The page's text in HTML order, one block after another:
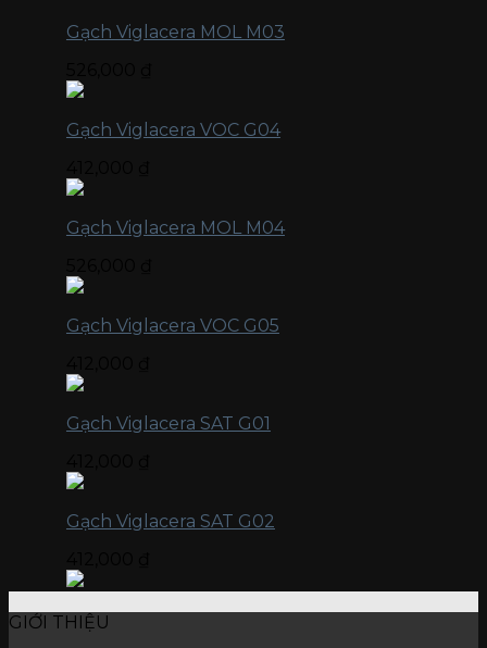
Gạch Viglacera MOL M03
Gạch Viglacera VOC G04
Gạch Viglacera MOL M04
Gạch Viglacera VOC G05
Gạch Viglacera SAT G01
Gạch Viglacera SAT G02
GIỚI THIỆU